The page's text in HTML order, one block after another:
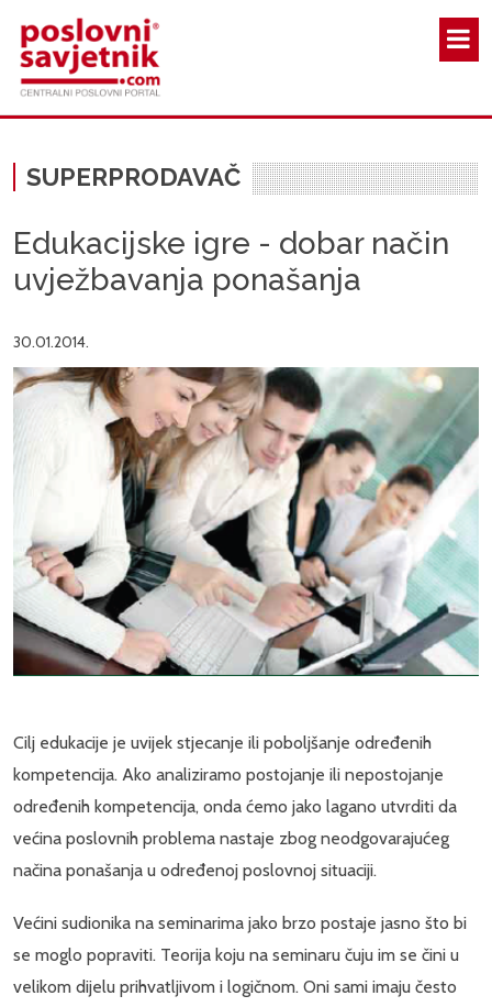
SUPERPRODAVAČ
Edukacijske igre - dobar način
uvježbavanja ponašanja
30.01.2014.
Cilj edukacije je uvijek stjecanje ili poboljšanje određenih
kompetencija. Ako analiziramo postojanje ili nepostojanje
određenih kompetencija, onda ćemo jako lagano utvrditi da
većina poslovnih problema nastaje zbog neodgovarajućeg
načina ponašanja u određenoj poslovnoj situaciji.
Većini sudionika na seminarima jako brzo postaje jasno što bi
se moglo popraviti. Teorija koju na seminaru čuju im se čini u
velikom dijelu prihvatljivom i logičnom. Oni sami imaju često